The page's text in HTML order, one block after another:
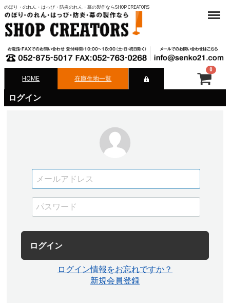
のぼり・のれん・はっぴ・防炎のれん・幕の製作ならSHOP CREATORS
HOME 在庫生地一覧
Menu
ログイン
ログイン
ログイン情報をお忘れですか？
新規会員登録
0